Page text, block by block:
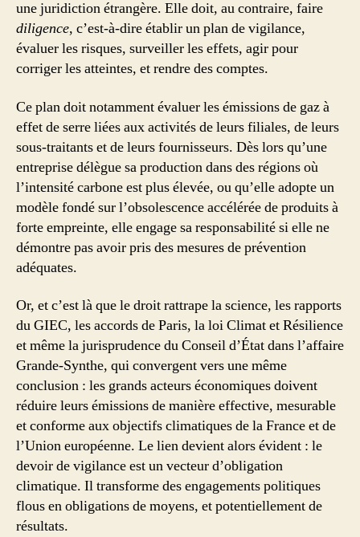
une juridiction étrangère. Elle doit, au contraire, faire
diligence, c’est-à-dire établir un plan de vigilance,
évaluer les risques, surveiller les effets, agir pour
corriger les atteintes, et rendre des comptes.
Ce plan doit notamment évaluer les émissions de gaz à
effet de serre liées aux activités de leurs filiales, de leurs
sous-traitants et de leurs fournisseurs. Dès lors qu’une
entreprise délègue sa production dans des régions où
l’intensité carbone est plus élevée, ou qu’elle adopte un
modèle fondé sur l’obsolescence accélérée de produits à
forte empreinte, elle engage sa responsabilité si elle ne
démontre pas avoir pris des mesures de prévention
adéquates.
Or, et c’est là que le droit rattrape la science, les rapports
du GIEC, les accords de Paris, la loi Climat et Résilience
et même la jurisprudence du Conseil d’État dans l’affaire
Grande-Synthe, qui convergent vers une même
conclusion : les grands acteurs économiques doivent
réduire leurs émissions de manière effective, mesurable
et conforme aux objectifs climatiques de la France et de
l’Union européenne. Le lien devient alors évident : le
devoir de vigilance est un vecteur d’obligation
climatique. Il transforme des engagements politiques
flous en obligations de moyens, et potentiellement de
résultats.